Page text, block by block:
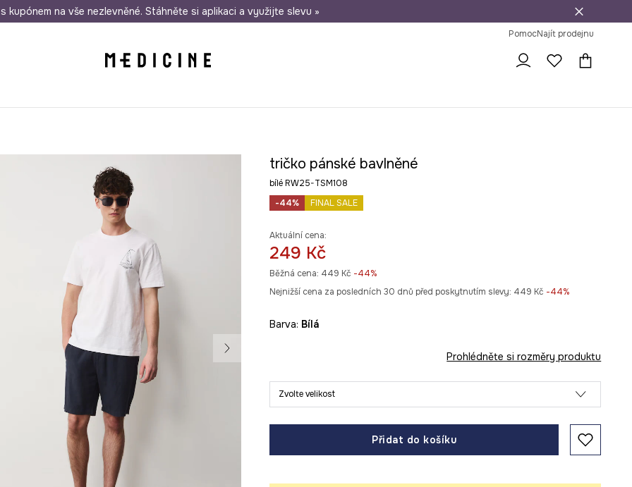
nákupu nad 1 200 Kč Odeslání i do 24 hodin 30 dní na vrácení zboží
s kupónem na vše nezlevněné. Stáhněte si aplikaci a využijte slevu »
PomocNajít prodejnu
tričko pánské bavlněné
bílé RW25-TSM108
-44%
FINAL SALE
Aktuální cena:
249 Kč
Běžná cena: 449 Kč -44%
Nejnižší cena za posledních 30 dnů před poskytnutím slevy: 449 Kč -44%
Barva: bílá
Prohlédněte si rozměry produktu
Zvolte velikost
Přidat do košíku